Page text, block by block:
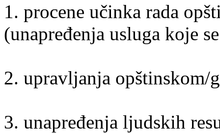
1. procene učinka rada
(unapređenja usluga koje
2. upravljanja opštinskom/
3. unapređenja ljudskih